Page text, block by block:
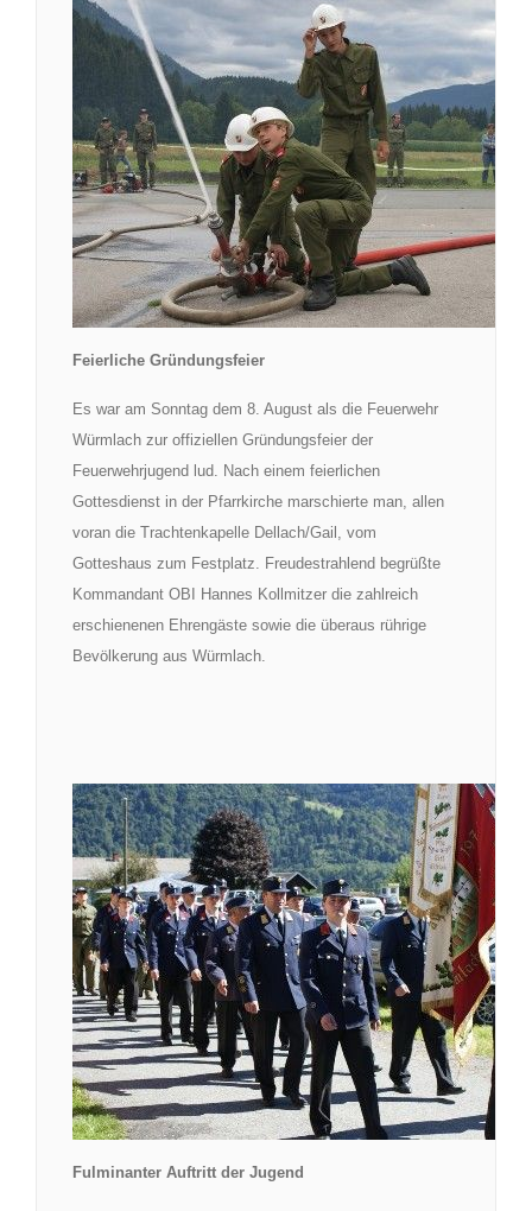
Feierliche Gründungsfeier
Es war am Sonntag dem 8. August als die Feuerwehr
Würmlach zur offiziellen Gründungsfeier der
Feuerwehrjugend lud. Nach einem feierlichen
Gottesdienst in der Pfarrkirche marschierte man, allen
voran die Trachtenkapelle Dellach/Gail, vom
Gotteshaus zum Festplatz. Freudestrahlend begrüßte
Kommandant OBI Hannes Kollmitzer die zahlreich
erschienenen Ehrengäste sowie die überaus rührige
Bevölkerung aus Würmlach.
Fulminanter Auftritt der Jugend